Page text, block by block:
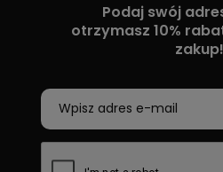
Podaj swój
otrzymasz 10%
zakup!